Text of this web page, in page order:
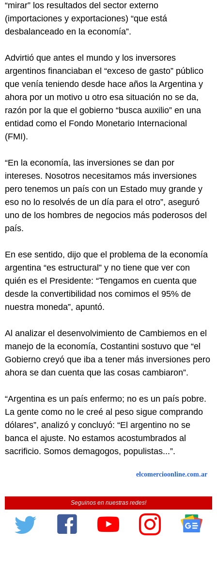
“mirar” los resultados del sector externo
(importaciones y exportaciones) “que está
desbalanceado en la economía”.
Advirtió que antes el mundo y los inversores
argentinos financiaban el “exceso de gasto” público
que venía teniendo desde hace años la Argentina y
ahora por un motivo u otro esa situación no se da,
razón por la que el gobierno “busca auxilio” en una
entidad como el Fondo Monetario Internacional
(FMI).
“En la economía, las inversiones se dan por
intereses. Nosotros necesitamos más inversiones
pero tenemos un país con un Estado muy grande y
eso no lo resolvés de un día para el otro”, aseguró
uno de los hombres de negocios más poderosos del
país.
En ese sentido, dijo que el problema de la economía
argentina “es estructural” y no tiene que ver con
quién es el Presidente: “Tengamos en cuenta que
desde la convertibilidad nos comimos el 95% de
nuestra moneda”, apuntó.
Al analizar el desenvolvimiento de Cambiemos en el
manejo de la economía, Costantini sostuvo que “el
Gobierno creyó que iba a tener más inversiones pero
ahora se dan cuenta que las cosas cambiaron”.
“Argentina es un país enfermo; no es un país pobre.
La gente como no le creé al peso sigue comprando
dólares”, analizó y concluyó: “El argentino no se
banca el ajuste. No estamos acostumbrados al
sacrificio. Somos demagogos, populistas...”.
elcomercioonline.com.ar
Seguinos en nuestras redes!